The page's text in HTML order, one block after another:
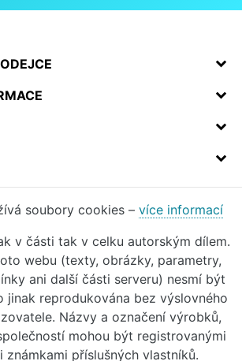
soubory cookies – více informací
v části tak v celku autorským dílem.
webu (texty, obrázky, parametry,
ani další části serveru) nesmí být
jinak reprodukována bez výslovného
Názvy a označení výrobků,
mohou být registrovanými
známkami příslušných vlastníků.